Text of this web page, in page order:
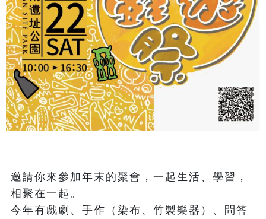
邀請你來參加年末的聚會，一起生活、學習，
相聚在一起。
今年有戲劇、手作（染布、竹製樂器）、問答